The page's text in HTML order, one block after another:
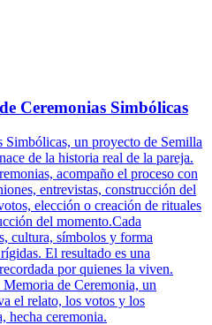
Ceremonias Simbólicas
un proyecto de Semilla
de la historia real de la pareja.
acompaño el proceso con
entrevistas, construcción del
elección o creación de rituales
del momento.Cada
cultura, símbolos y forma
El resultado es una
por quienes la viven.
de Ceremonia, un
el relato, los votos y los
hecha ceremonia.